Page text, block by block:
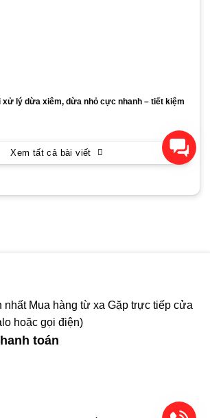
xử lý dừa xiêm, dừa nhỏ cực nhanh – tiết kiệm
Xem tất cả bài viết
nhất Mua hàng từ xa Gặp trực tiếp cửa
hoặc gọi điện)
toán
giúp gì cho bạn?